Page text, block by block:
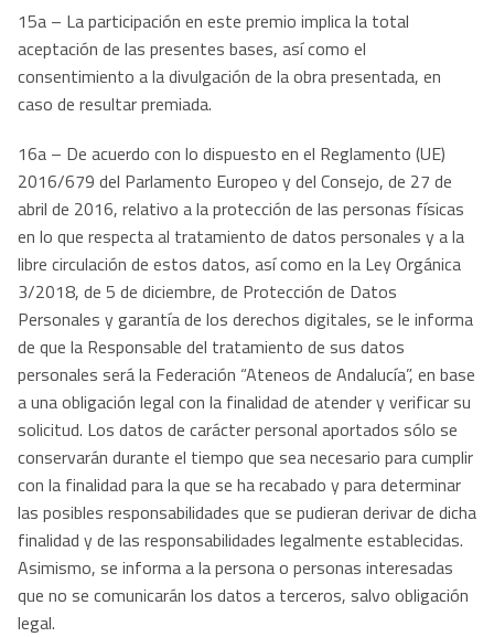
15a – La participación en este premio implica la total
aceptación de las presentes bases, así como el
consentimiento a la divulgación de la obra presentada, en
caso de resultar premiada.
16a – De acuerdo con lo dispuesto en el Reglamento (UE)
2016/679 del Parlamento Europeo y del Consejo, de 27 de
abril de 2016, relativo a la protección de las personas físicas
en lo que respecta al tratamiento de datos personales y a la
libre circulación de estos datos, así como en la Ley Orgánica
3/2018, de 5 de diciembre, de Protección de Datos
Personales y garantía de los derechos digitales, se le informa
de que la Responsable del tratamiento de sus datos
personales será la Federación “Ateneos de Andalucía”, en base
a una obligación legal con la finalidad de atender y verificar su
solicitud. Los datos de carácter personal aportados sólo se
conservarán durante el tiempo que sea necesario para cumplir
con la finalidad para la que se ha recabado y para determinar
las posibles responsabilidades que se pudieran derivar de dicha
finalidad y de las responsabilidades legalmente establecidas.
Asimismo, se informa a la persona o personas interesadas
que no se comunicarán los datos a terceros, salvo obligación
legal.